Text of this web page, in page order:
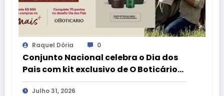
Raquel Dória 0
Conjunto Nacional celebra o Dia dos
Pais com kit exclusivo de O Boticário
no aplicativo aMais
Julho 31, 2026